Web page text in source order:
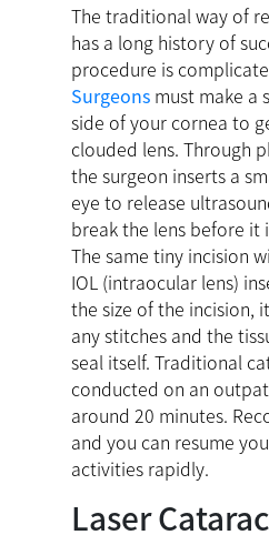
The traditional way of
has a long history of
procedure is
Surgeons must make a
side of your cornea to
clouded lens. Through
the surgeon inserts a
eye to release
break the lens before it
The same tiny incision
IOL (intraocular lens)
the size of the incision,
any stitches and the
seal itself. Traditional
conducted on an
around 20 minutes.
and you can resume
activities rapidly.
Laser